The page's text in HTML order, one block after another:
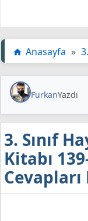
Anasayfa »
FurkanYazdı
3. Sınıf
Kitabı
Cevapları